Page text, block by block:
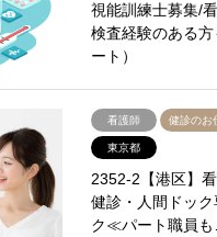
視能訓練士募集/
検査経験のある
ート）
看護師 健診のお
東京都
2352-2【港区】
健診・人間ドッ
ク≪パート職員も